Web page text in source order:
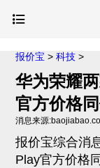
报价宝 >科技 >
华为荣耀
官方价格
消息来源
报价宝综合消
Play官方价格